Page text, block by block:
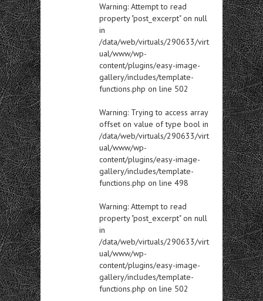
Warning: Attempt to read
property "post_excerpt" on null
in
/data/web/virtuals/290633/virt
ual/www/wp-
content/plugins/easy-image-
gallery/includes/template-
functions.php on line 502
Warning: Trying to access array
offset on value of type bool in
/data/web/virtuals/290633/virt
ual/www/wp-
content/plugins/easy-image-
gallery/includes/template-
functions.php on line 498
Warning: Attempt to read
property "post_excerpt" on null
in
/data/web/virtuals/290633/virt
ual/www/wp-
content/plugins/easy-image-
gallery/includes/template-
functions.php on line 502